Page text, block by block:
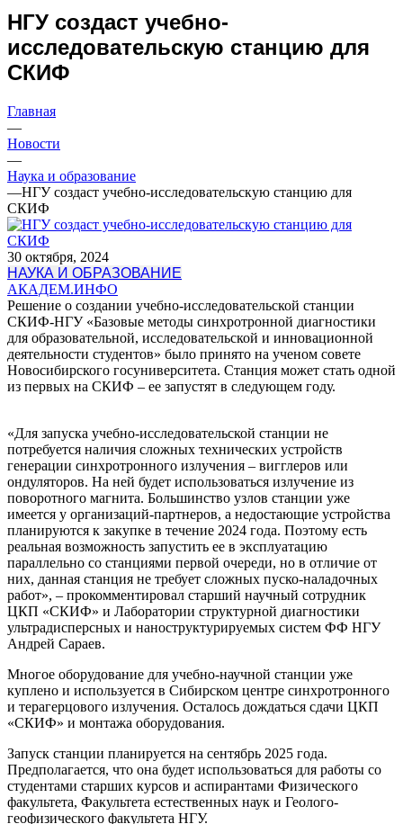
НГУ создаст учебно-
исследовательскую станцию для
СКИФ
Главная
—
Новости
—
Наука и образование
—НГУ создаст учебно-исследовательскую станцию для
СКИФ
30 октября, 2024
НАУКА И ОБРАЗОВАНИЕ
АКАДЕМ.ИНФО
Решение о создании учебно-исследовательской станции
СКИФ-НГУ «Базовые методы синхротронной диагностики
для образовательной, исследовательской и инновационной
деятельности студентов» было принято на ученом совете
Новосибирского госуниверситета. Станция может стать одной
из первых на СКИФ – ее запустят в следующем году.
«Для запуска учебно-исследовательской станции не
потребуется наличия сложных технических устройств
генерации синхротронного излучения – вигглеров или
ондуляторов. На ней будет использоваться излучение из
поворотного магнита. Большинство узлов станции уже
имеется у организаций-партнеров, а недостающие устройства
планируются к закупке в течение 2024 года. Поэтому есть
реальная возможность запустить ее в эксплуатацию
параллельно со станциями первой очереди, но в отличие от
них, данная станция не требует сложных пуско-наладочных
работ», – прокомментировал старший научный сотрудник
ЦКП «СКИФ» и Лаборатории структурной диагностики
ультрадисперсных и наноструктурируемых систем ФФ НГУ
Андрей Сараев.
Многое оборудование для учебно-научной станции уже
куплено и используется в Сибирском центре синхротронного
и терагерцового излучения. Осталось дождаться сдачи ЦКП
«СКИФ» и монтажа оборудования.
Запуск станции планируется на сентябрь 2025 года.
Предполагается, что она будет использоваться для работы со
студентами старших курсов и аспирантами Физического
факультета, Факультета естественных наук и Геолого-
геофизического факультета НГУ.